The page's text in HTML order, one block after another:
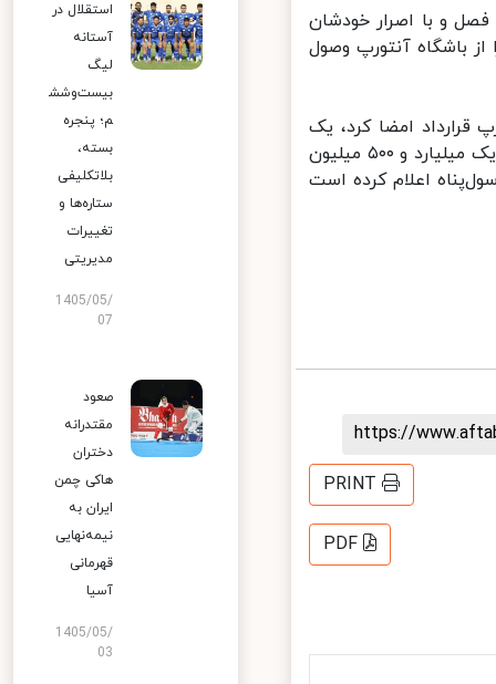
و با اصرار خودشان
طلب ۵١۵هزار دلاری خود را از باشگاه آنتورپ وصول
امضا کرد، یک
الحاقیه هم با پرسپولیس به امضا رساند که بر اساس آن این باشگاه باید یک میلیارد و ۵٠٠ میلیون
اعلام کرده است
https://
PRINT
PDF
استقلال در
آستانه
لیگ
بیست‌وشش
م؛ پنجره
بسته،
بلاتکلیفی
ستاره‌ها و
تغییرات
مدیریتی
1405/05/
07
صعود
مقتدرانه
دختران
هاکی چمن
ایران به
نیمه‌نهایی
قهرمانی
آسیا
1405/05/
03